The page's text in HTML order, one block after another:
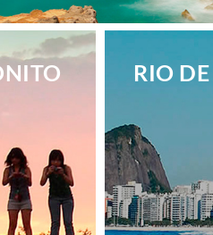
RIO